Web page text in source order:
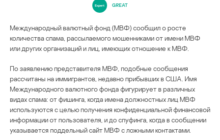
GREAT
Международный валютный фонд (МВФ) сообщил о росте
количества спама, рассылаемого мошенниками от имени МВФ
или других организаций и лиц, имеющих отношение к МВФ.
По заявлению представителя МВФ, подобные сообщения
рассчитаны на иммигрантов, недавно прибывших в США. Имя
Международного валютного фонда фигурирует в различных
видах спама: от фишинга, когда имена должностных лиц МВФ
используются с целью получения конфиденциальной финансовой
информации от пользователя, и до спуфинга, когда в сообщении
указывается поддельный сайт МВФ с ложными контактами.